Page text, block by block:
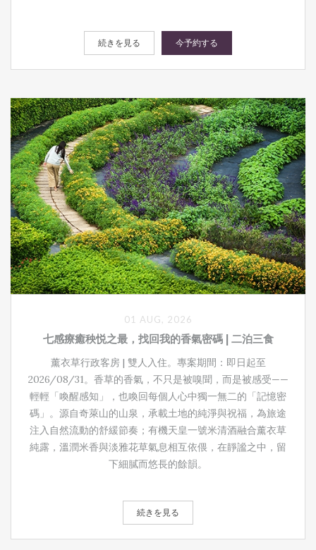
続きを見る 今予約する
七感療癒秧悦之最，找回我的香氣密碼 | 二泊三食
薰衣草行政客房 | 雙人入住。專案期間：即日起至
2026/08/31。香草的香氣，不只是被嗅聞，而是被感受——
輕輕「喚醒感知」，也喚回每個人心中獨一無二的「記憶密
碼」。源自奇萊山的山泉，承載土地的純淨與祝福，為旅途
注入自然流動的舒緩節奏；有機天皇一號米清酒融合薰衣草
純露，溫潤米香與淡雅花草氣息相互依偎，在靜謐之中，留
下細膩而悠長的餘韻。
01 AUG, 2026
続きを見る